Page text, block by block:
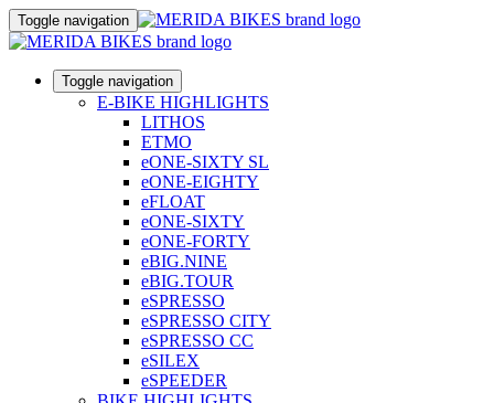
Toggle navigation
Toggle navigation
E-BIKE HIGHLIGHTS
LITHOS
ETMO
eONE-SIXTY SL
eONE-EIGHTY
eFLOAT
eONE-SIXTY
eONE-FORTY
eBIG.NINE
eBIG.TOUR
eSPRESSO
eSPRESSO CITY
eSPRESSO CC
eSILEX
eSPEEDER